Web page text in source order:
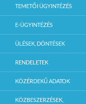
TEMETŐI ÜGYINTÉZÉS
E-ÜGYINTÉZÉS
ÜLÉSEK, DÖNTÉSEK
RENDELETEK
KÖZÉRDEKŰ ADATOK
KÖZBESZERZÉSEK,